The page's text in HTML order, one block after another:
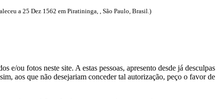
a 25 Dez 1562 em Piratininga, , São Paulo, Brasil.)
ou fotos neste site. A estas pessoas, apresento desde já desculpas
aos que não desejariam conceder tal autorização, peço o favor de